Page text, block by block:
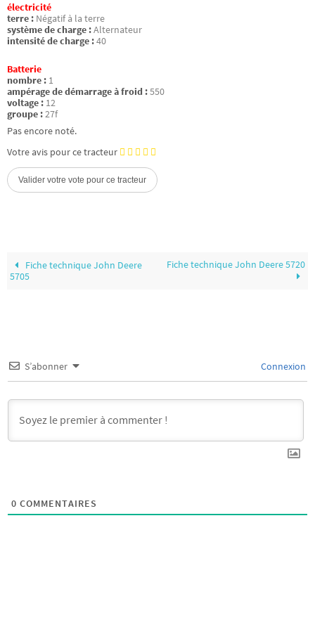
électricité
terre : Négatif à la terre
système de charge :Alternateur
intensité de charge :40
Batterie
nombre : 1
ampérage de démarrage à froid :550
voltage : 12
groupe :27f
Pas encore noté.
Votre avis pour ce tracteur
Fiche technique John Deere
5705
Fiche technique John Deere 5720
S’abonner Connexion
0 COMMENTAIRES